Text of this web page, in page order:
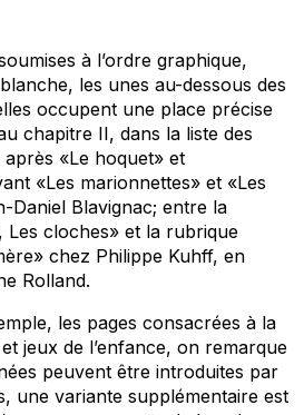
à l’ordre graphique,
les unes au-dessous des
occupent une place précise
chapitre II, dans la liste des
«Le hoquet» et
«Les marionnettes» et «Les
Daniel Blavignac; entre la
Les cloches» et la rubrique
chez Philippe Kuhff, en
Rolland.
les pages consacrées à la
jeux de l’enfance, on remarque
peuvent être introduites par
une variante supplémentaire est